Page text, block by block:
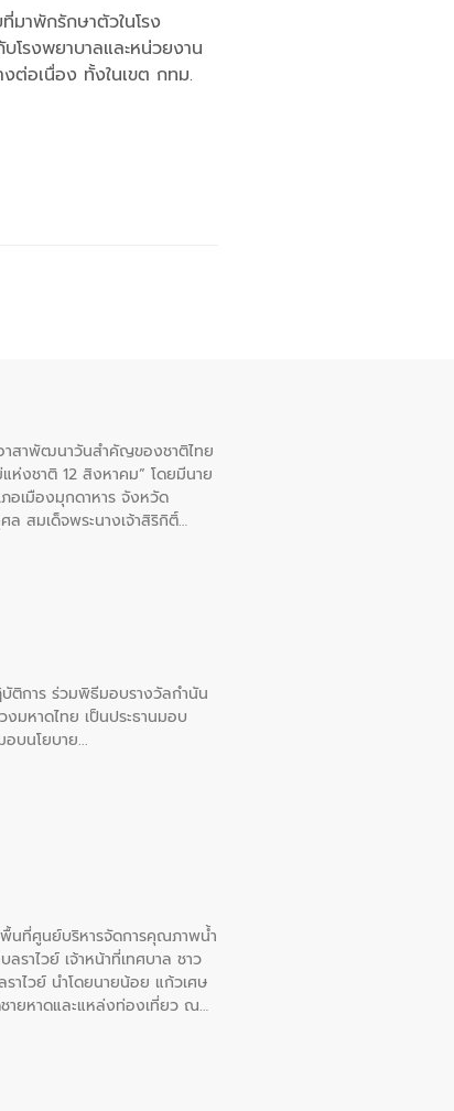
มาพักรักษาตัวในโรง
รงพยาบาลและหน่วยงาน
ต่อเนื่อง ทั้งในเขต กทม.
าสาพัฒนาวันสําคัญของชาติไทย
ห่งชาติ 12 สิงหาคม” โดยมีนาย
อเมืองมุกดาหาร จังหวัด
ล สมเด็จพระนางเจ้าสิริกิติ์
การ ร่วมพิธีมอบรางวัลกำนัน
มหาดไทย เป็นประธานมอบ
อบนโยบาย
พื้นที่ศูนย์บริหารจัดการคุณภาพน้ำ
ราไวย์ เจ้าหน้าที่เทศบาล ชาว
าไวย์ นำโดยนายน้อย แก้วเศษ
ายหาดและแหล่งท่องเที่ยว ณ